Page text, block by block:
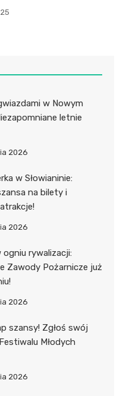
w Nowym
letnie
2026
w Słowianinie:
na bilety i
2026
ogniu rywalizacji:
Zawody Pożarnicze już
2026
szansy! Zgłoś swój
Młodych
2026